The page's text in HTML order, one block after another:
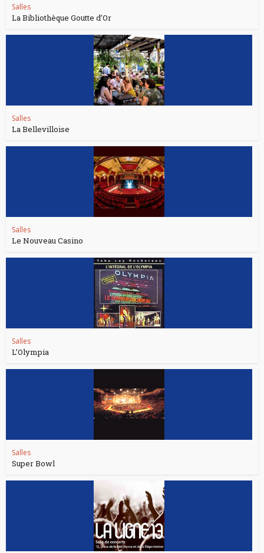
Salles
La Bibliothèque Goutte d’Or
Salles
La Bellevilloise
Salles
Le Nouveau Casino
Salles
L’Olympia
Salles
Super Bowl